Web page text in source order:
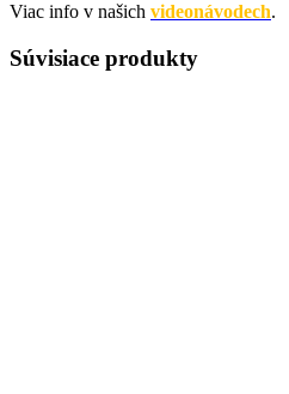
Viac info v našich videonávodech.
Súvisiace produkty